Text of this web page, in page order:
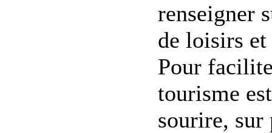
renseigner
de loisirs
Pour
tourisme
sourire, sur